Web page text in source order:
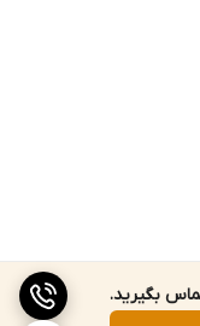
بگیرید.